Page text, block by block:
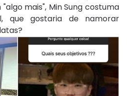
mais", Min Sung costuma
que gostaria de namorar